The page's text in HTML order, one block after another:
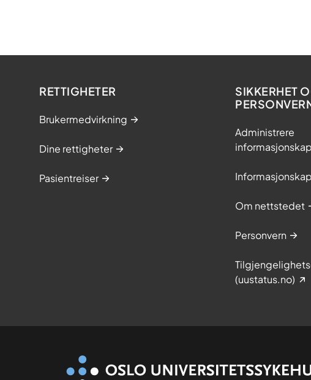
RETTIGHETER
Brukermedvirkning
Dine rettigheter
Pasientreiser
SIKKERHET
Administrere
Om nettstedet
Personvern
(uustatus.no)